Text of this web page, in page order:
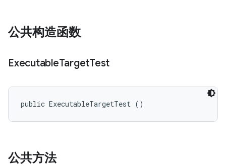
公共构造函数
ExecutableTargetTest
public ExecutableTargetTest ()
公共方法